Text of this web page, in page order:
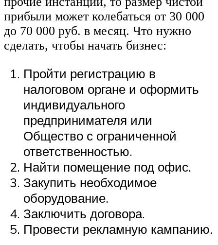
прибыли может колебаться от 30 000
до 70 000 руб. в месяц. Что нужно
сделать, чтобы начать бизнес:
Пройти регистрацию в
налоговом органе и оформить
индивидуального
предпринимателя или
Общество с ограниченной
ответственностью.
Найти помещение под офис.
Закупить необходимое
оборудование.
Заключить договора.
Провести рекламную кампанию.